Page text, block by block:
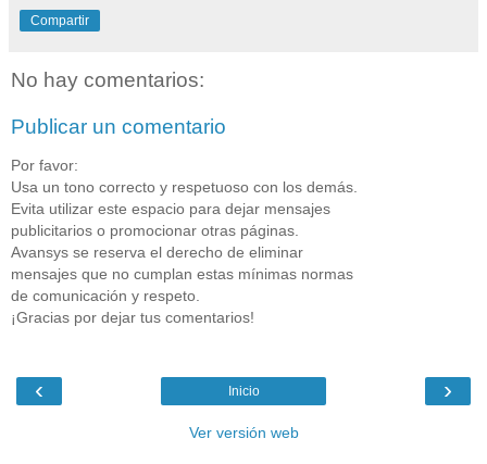
Compartir
No hay comentarios:
Publicar un comentario
Por favor:
Usa un tono correcto y respetuoso con los demás.
Evita utilizar este espacio para dejar mensajes
publicitarios o promocionar otras páginas.
Avansys se reserva el derecho de eliminar
mensajes que no cumplan estas mínimas normas
de comunicación y respeto.
¡Gracias por dejar tus comentarios!
‹ ›
Inicio
Ver versión web